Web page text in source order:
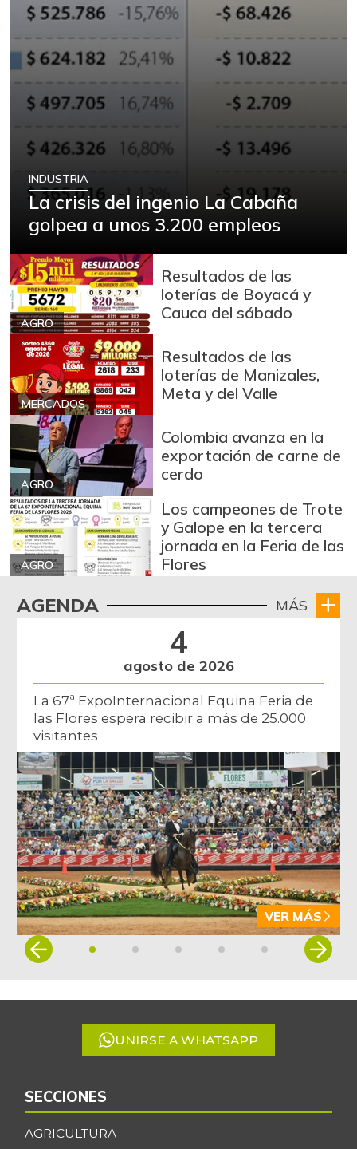
INDUSTRIA
La crisis del ingenio La Cabaña
golpea a unos 3.200 empleos
AGRO
Resultados de las
loterías de Boyacá y
Cauca del sábado
MERCADOS
Resultados de las
loterías de Manizales,
Meta y del Valle
AGRO
Colombia avanza en la
exportación de carne de
cerdo
AGRO
Los campeones de Trote
y Galope en la tercera
jornada en la Feria de las
Flores
AGENDA MÁS
4
agosto de 2026
La 67ª ExpoInternacional Equina Feria de
las Flores espera recibir a más de 25.000
visitantes
VER MÁS
Item
5
UNIRSE A WHATSAPP
SECCIONES
AGRICULTURA